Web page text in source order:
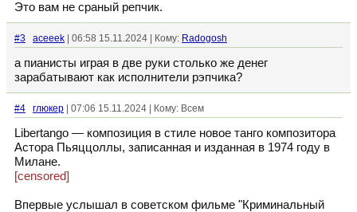
Это вам не сраный репчик.
#3 aceeek | 06:58 15.11.2024 | Кому: Radogosh
а пианисты играя в две руки столько же денег
зарабатывают как исполнители рэпчика?
#4 глюкер | 07:06 15.11.2024 | Кому: Всем
Libertango — композиция в стиле новое танго композитора
Астора Пьяццоллы, записанная и изданная в 1974 году в
Милане.
[censored]
Впервые услышал в советском фильме "Криминальный